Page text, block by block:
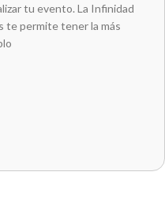
tu evento. La Infinidad
te permite tener la más